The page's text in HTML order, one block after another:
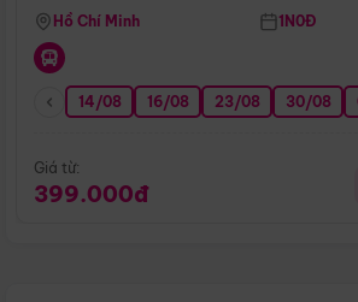
Hồ Chí Minh 1N0Đ
14/08 16/08 23/08 30/08
Giá từ:
399.000đ